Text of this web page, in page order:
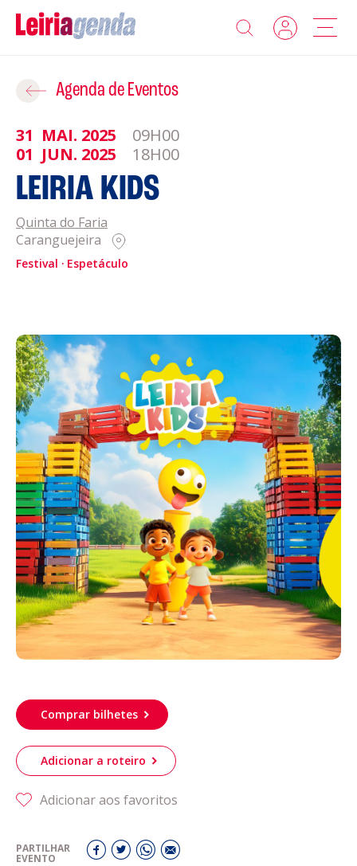
Agenda
Sobre a Leiriagenda
Promotores
Clubes Desportivos
Contactos
Política de Cookies
Acompanhe a Leiria Agenda
CULTURA
DESPORTO
Agenda de Eventos
31 MAI. 2025
09H00
01 JUN. 2025 18H00
LEIRIA KIDS
Quinta do Faria
Caranguejeira
Festival Espetáculo
Comprar bilhetes
Adicionar a roteiro
Adicionar aos favoritos
PARTILHAR
EVENTO
Adicionar ao Roteiro
ROTEIROS EXISTENTES